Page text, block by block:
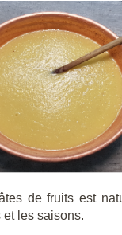
de fruits est
et les saisons.